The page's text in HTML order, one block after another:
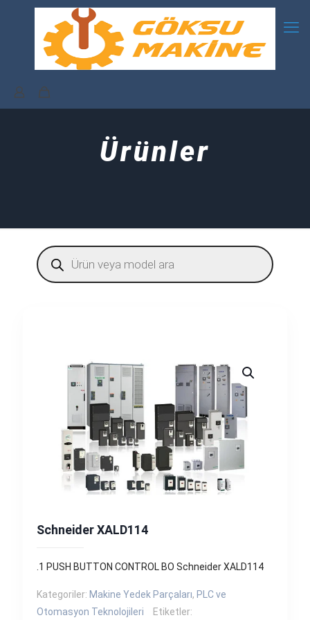
Ürünler
Products
search
Schneider XALD114
.1 PUSH BUTTON CONTROL BO Schneider XALD114
Kategoriler: Makine Yedek Parçaları, PLC ve
Otomasyon Teknolojileri
Etiketler: